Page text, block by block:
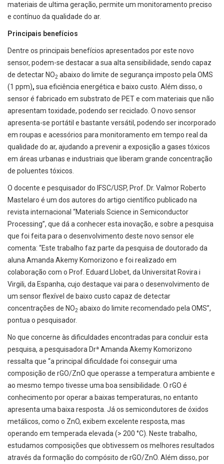
materiais de ultima geração, permite um monitoramento preciso
e contínuo da qualidade do ar.
Principais benefícios
Dentre os principais benefícios apresentados por este novo
sensor, podem-se destacar a sua alta sensibilidade, sendo capaz
de detectar NO2 abaixo do limite de segurança imposto pela OMS
(1 ppm), sua eficiência energética e baixo custo. Além disso, o
sensor é fabricado em substrato de PET e com materiais que não
apresentam toxidade, podendo ser reciclado. O novo sensor
apresenta-se portátil e bastante versátil, podendo ser incorporado
em roupas e acessórios para monitoramento em tempo real da
qualidade do ar, ajudando a prevenir a exposição a gases tóxicos
em áreas urbanas e industriais que liberam grande concentração
de poluentes tóxicos.
O docente e pesquisador do IFSC/USP, Prof. Dr. Valmor Roberto
Mastelaro é um dos autores do artigo científico publicado na
revista internacional “Materials Science in Semiconductor
Processing”, que dá a conhecer esta inovação, e sobre a pesquisa
que foi feita para o desenvolvimento deste novo sensor ele
comenta: ­“Este trabalho faz parte da pesquisa de doutorado da
aluna Amanda Akemy Komorizono e foi realizado em
colaboração com o Prof. Eduard Llobet, da Universitat Rovira i
Virgili, da Espanha, cujo destaque vai para o desenvolvimento de
um sensor flexível de baixo custo capaz de detectar
concentrações de NO2 abaixo do limite recomendado pela OMS”,
pontua o pesquisador.
No que concerne às dificuldades encontradas para concluir esta
pesquisa, a pesquisadora Drª Amanda Akemy Komorizono
ressalta que “a principal dificuldade foi conseguir uma
composição de rGO/ZnO que operasse a temperatura ambiente e
ao mesmo tempo tivesse uma boa sensibilidade. O rGO é
conhecimento por operar a baixas temperaturas, no entanto
apresenta uma baixa resposta. Já os semicondutores de óxidos
metálicos, como o ZnO, exibem excelente resposta, mas
operando em temperada elevada (> 200 °C). Neste trabalho,
estudamos composições que obtivessem os melhores resultados
através da formação do compósito de rGO/ZnO. Além disso, por